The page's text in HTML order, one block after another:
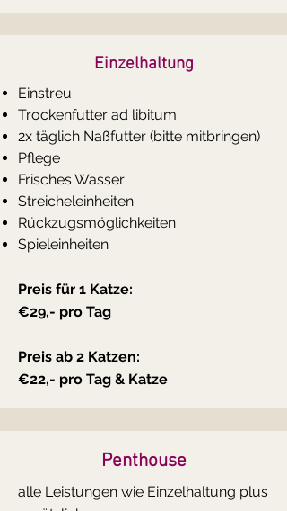
Einzelhaltung
Einstreu
Trockenfutter ad libitum
2x täglich Naßfutter (bitte mitbringen)
Pflege
Frisches Wasser
Streicheleinheiten
Rückzugsmöglichkeiten
Spieleinheiten
Preis für 1 Katze:
€29,- pro Tag
Preis ab 2 Katzen:
€22,- pro Tag & Katze
Penthouse
​alle Leistungen wie Einzelhaltung plus